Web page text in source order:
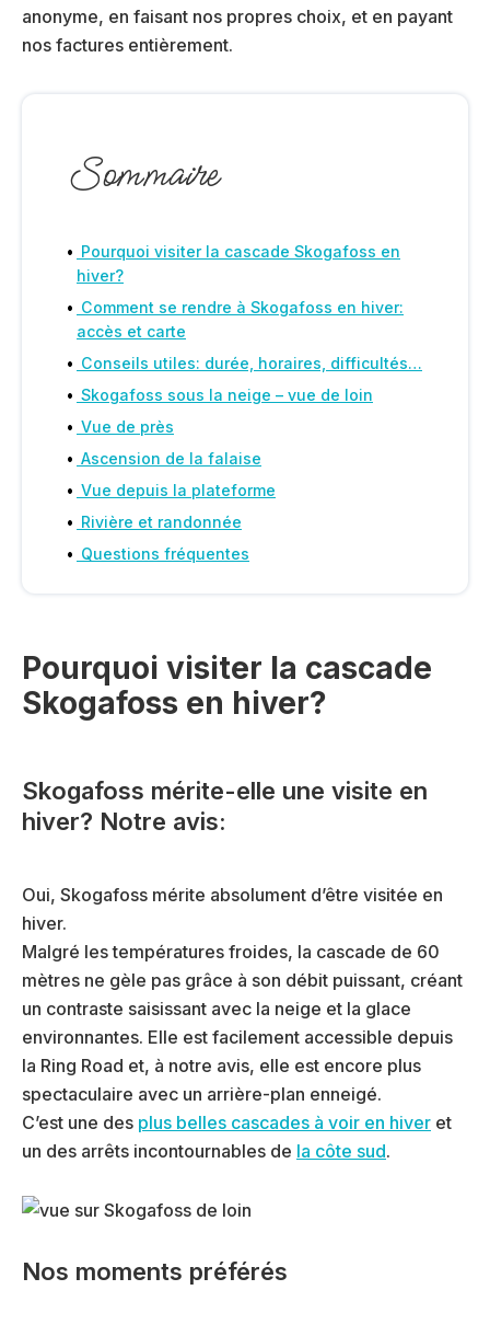
anonyme, en faisant nos propres choix, et en payant
nos factures entièrement.
Sommaire
Pourquoi visiter la cascade Skogafoss en
hiver?
Comment se rendre à Skogafoss en hiver:
accès et carte
Conseils utiles: durée, horaires, difficultés…
Skogafoss sous la neige – vue de loin
Vue de près
Ascension de la falaise
Vue depuis la plateforme
Rivière et randonnée
Questions fréquentes
Pourquoi visiter la cascade
Skogafoss en hiver?
Skogafoss mérite-elle une visite en
hiver? Notre avis:
Oui, Skogafoss mérite absolument d’être visitée en
hiver.
Malgré les températures froides, la cascade de 60
mètres ne gèle pas grâce à son débit puissant, créant
un contraste saisissant avec la neige et la glace
environnantes. Elle est facilement accessible depuis
la Ring Road et, à notre avis, elle est encore plus
spectaculaire avec un arrière-plan enneigé.
C’est une des plus belles cascades à voir en hiver et
un des arrêts incontournables de la côte sud.
Nos moments préférés